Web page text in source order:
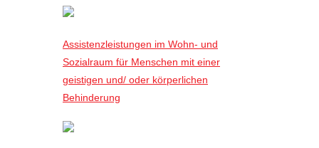
Assistenzleistungen im Wohn- und
Sozialraum für Menschen mit einer
geistigen und/ oder körperlichen
Behinderung